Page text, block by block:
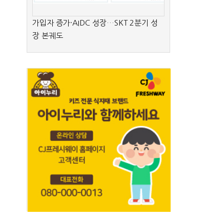
가입자 증가·AIDC 성장…SKT 2분기 성
장 본궤도